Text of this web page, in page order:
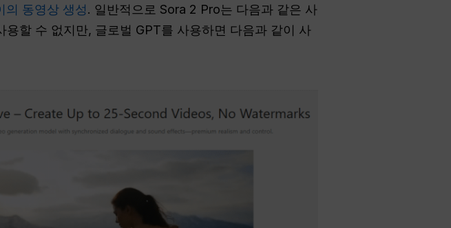
의 동영상 생성. 일반적으로 Sora 2 Pro는 다음과 같은 사
용할 수 없지만, 글로벌 GPT를 사용하면 다음과 같이 사